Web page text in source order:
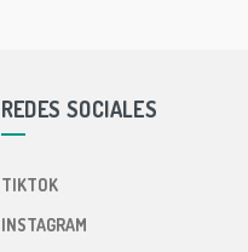
REDES SOCIALES
TIKTOK
INSTAGRAM